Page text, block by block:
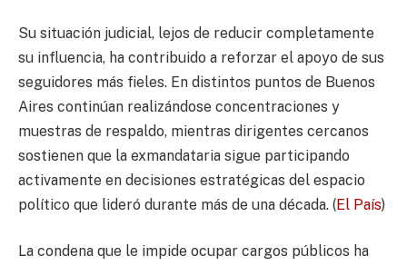
Su situación judicial, lejos de reducir completamente
su influencia, ha contribuido a reforzar el apoyo de sus
seguidores más fieles. En distintos puntos de Buenos
Aires continúan realizándose concentraciones y
muestras de respaldo, mientras dirigentes cercanos
sostienen que la exmandataria sigue participando
activamente en decisiones estratégicas del espacio
político que lideró durante más de una década. (El País)
La condena que le impide ocupar cargos públicos ha